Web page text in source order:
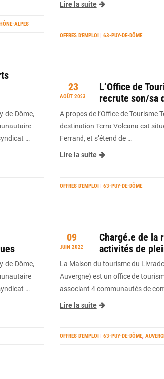
ALPES
Lire la suite
OFFRES D’EMPLOI | 63-PUY-DE-DÔME
de-Dôme,
…
23
AOÛT 2023
L’Office de
recrute son/sa
A propos de l’Office de Tourisme
destination Terra Volcana est
Ferrand, et s’étend de …
Lire la suite
OFFRES D’EMPLOI | 63-PUY-DE-DÔME
de-Dôme,
…
09
JUIN 2022
Chargé.e de la
activités de
La Maison du tourisme du
Auvergne) est un office de
associant 4 communautés de
Lire la suite
OFFRES D’EMPLOI | 63-PUY-DE-DÔME,